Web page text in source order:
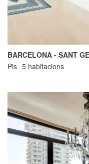
BARCELONA - SANT
Pis 5 habitacions